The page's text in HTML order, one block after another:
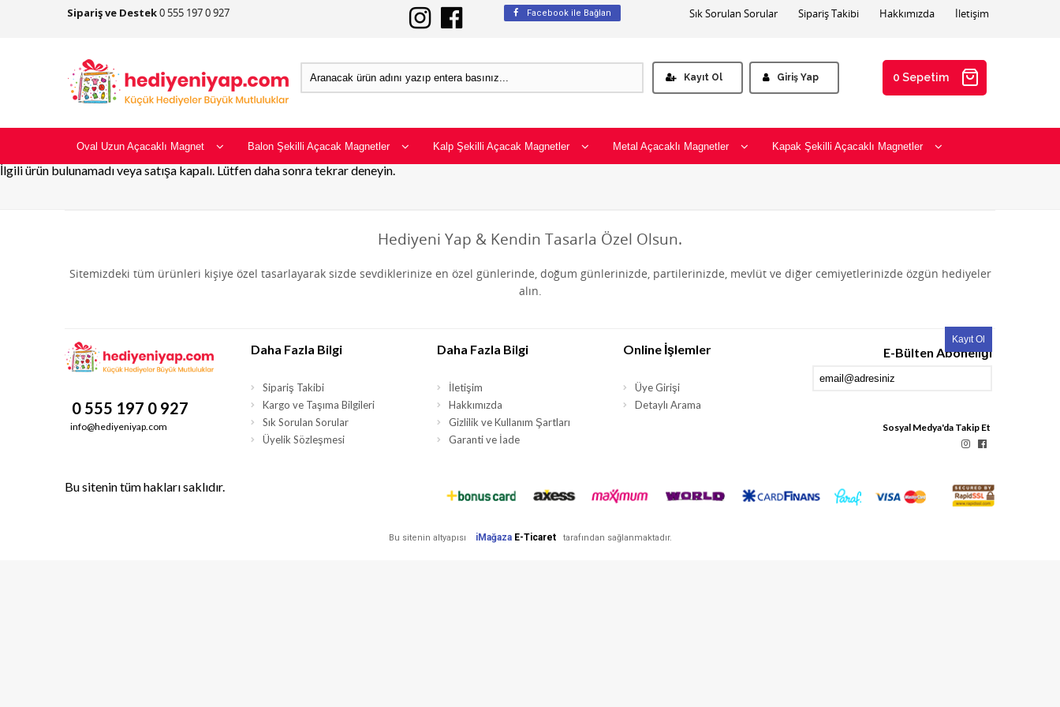
Sipariş ve Destek0 555 197 0 927 Facebook ile Bağlan İletişim
Hakkımızda
Sipariş Takibi
Sık Sorulan Sorular
Kayıt Ol Giriş Yap 0 Sepetim
Oval Uzun Açacaklı Magnet Balon Şekilli Açacak Magnetler Kalp Şekilli Açacak Magnetler Metal Açacaklı Magnetler Kapak Şekilli Açacaklı Magnetler
İlgili ürün bulunamadı veya satışa kapalı. Lütfen daha sonra tekrar deneyin.
Hediyeni Yap & Kendin Tasarla Özel Olsun.
Sitemizdeki tüm ürünleri kişiye özel tasarlayarak sizde sevdiklerinize en özel günlerinde, doğum günlerinizde, partilerinizde, mevlüt ve diğer cemiyetlerinizde özgün hediyeler
alın.
0 555 197 0 927
info@hediyeniyap.com
Daha Fazla Bilgi
Sipariş Takibi
Kargo ve Taşıma Bilgileri
Sık Sorulan Sorular
Üyelik Sözleşmesi
Daha Fazla Bilgi
İletişim
Hakkımızda
Gizlilik ve Kullanım Şartları
Garanti ve İade
Online İşlemler
Üye Girişi
Detaylı Arama
E-Bülten Aboneliği
Sosyal Medya'da Takip Et
Bu sitenin tüm hakları saklıdır.
Bu sitenin altyapısı iMağaza E-Ticaret tarafından sağlanmaktadır.